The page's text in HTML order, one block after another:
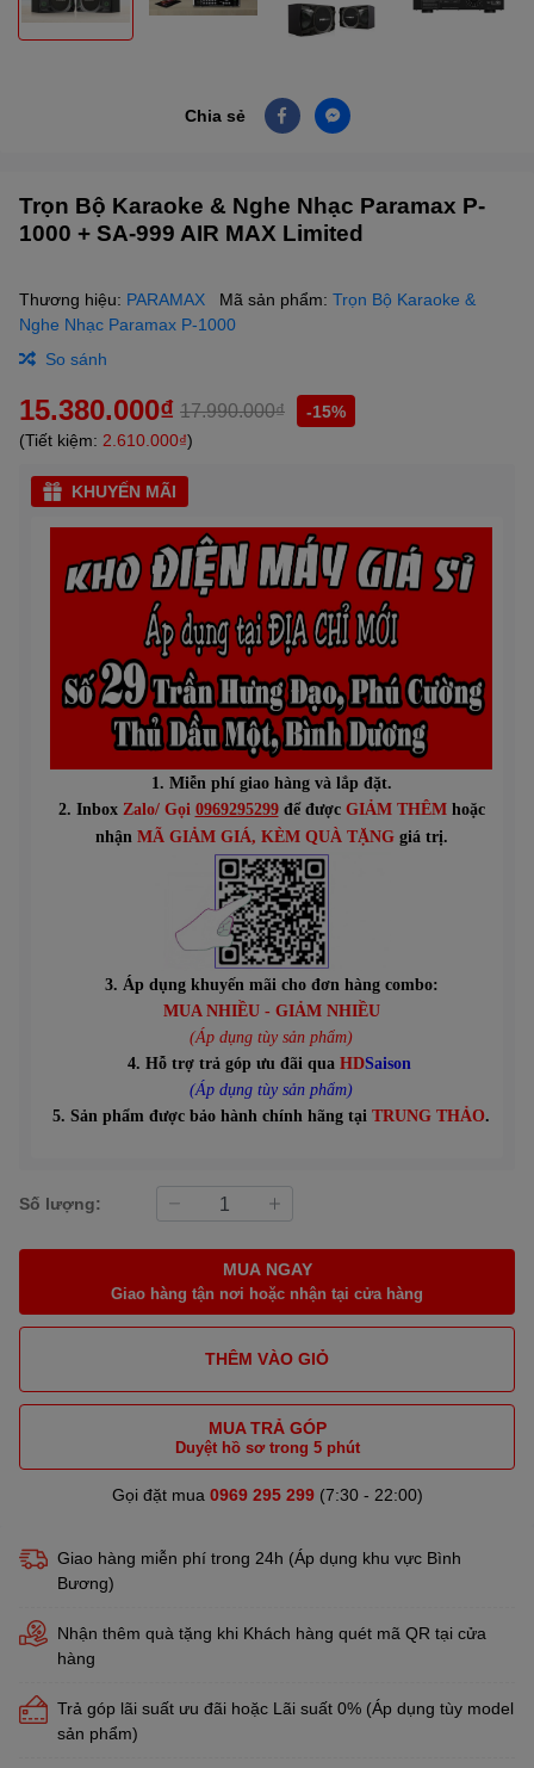
Chia sẻ
Trọn Bộ Karaoke & Nghe Nhạc Paramax P-
1000 + SA-999 AIR MAX Limited
Thương hiệu: PARAMAX Mã sản phẩm: Trọn Bộ Karaoke &
Nghe Nhạc Paramax P-1000
So sánh
15.380.000₫ 17.990.000₫
-15%
(Tiết kiệm: 2.610.000₫)
KHUYẾN MÃI
1. Miễn phí giao hàng và lắp đặt.
2. Inbox Zalo/ Gọi 0969295299để được GIẢM THÊMhoặc
nhận MÃ GIẢM GIÁ, KÈM QUÀ TẶNGgiá trị.
3. Áp dụng khuyến mãi cho đơn hàng combo:
MUA NHIỀU - GIẢM NHIỀU
(Áp dụng tùy sản phẩm)
4. Hỗ trợ trả góp ưu đãi qua HDSaison
(Áp dụng tùy sản phẩm)
5. Sản phẩm được bảo hành chính hãng tại TRUNG THẢO.
Số lượng:
MUA NGAY
Giao hàng tận nơi hoặc nhận tại cửa hàng
THÊM VÀO GIỎ
MUA TRẢ GÓP
Duyệt hồ sơ trong 5 phút
Gọi đặt mua 0969 295 299(7:30 - 22:00)
Giao hàng miễn phí trong 24h (Áp dụng khu vực Bình
Bương)
Nhận thêm quà tặng khi Khách hàng quét mã QR tại cửa
hàng
Trả góp lãi suất ưu đãi hoặc Lãi suất 0% (Áp dụng tùy model
sản phẩm)